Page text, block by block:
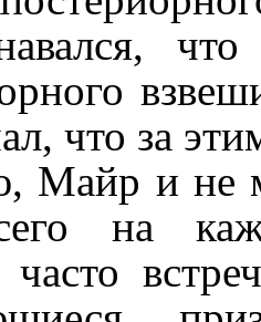
что за
Майр и не
на
часто